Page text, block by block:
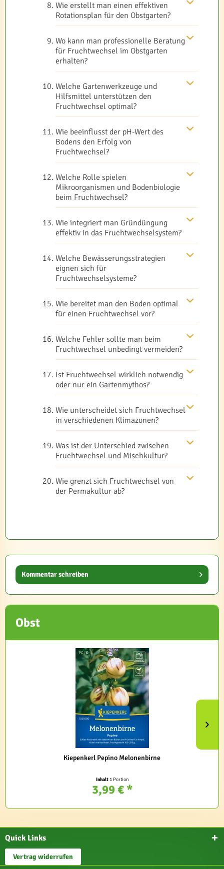
Wie erstellt man einen effektiven
Rotationsplan für den Obstgarten?
Wo kann man professionelle Beratung
für Fruchtwechsel im Obstgarten
erhalten?
Welche Gartenwerkzeuge und
Hilfsmittel unterstützen den
Fruchtwechsel optimal?
Wie beeinflusst der pH-Wert des
Bodens den Erfolg von
Fruchtwechsel?
Welche Rolle spielen
Mikroorganismen und Bodenbiologie
beim Fruchtwechsel?
Wie integriert man Gründüngung
effektiv in das Fruchtwechselsystem?
Welche Bewässerungsstrategien
eignen sich für
Fruchtwechselsysteme?
Wie bereitet man den Boden optimal
für einen Fruchtwechsel vor?
Welche Fehler sollte man beim
Fruchtwechsel unbedingt vermeiden?
Ist Fruchtwechsel wirklich notwendig
oder nur ein Gartenmythos?
Wie unterscheidet sich Fruchtwechsel
in verschiedenen Klimazonen?
Was ist der Unterschied zwischen
Fruchtwechsel und Mischkultur?
Wie grenzt sich Fruchtwechsel von
der Permakultur ab?
Kommentar schreiben
Obst
Kiepenkerl Pepino Melonenbirne
Inhalt 1 Portion
3,99 € *
Quick Links
Vertrag widerrufen